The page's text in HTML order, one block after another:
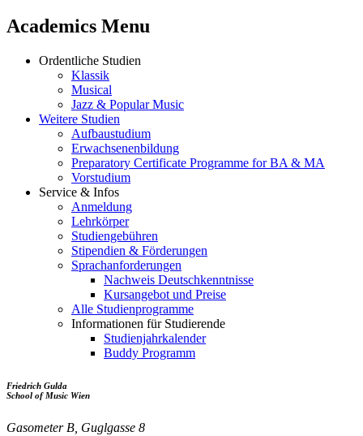
Academics Menu
Ordentliche Studien
Klassik
Musical
Jazz & Popular Music
Weitere Studien
Aufbaustudium
Erwachsenenbildung
Preparatory Certificate Programme for BA & MA
Vorstudium
Service & Infos
Anmeldung
Lehrkörper
Studiengebühren
Stipendien & Förderungen
Sprachanforderungen
Nachweis Deutschkenntnisse
Kursangebot und Preise
Alle Studienprogramme
Informationen für Studierende
Studienjahrkalender
Buddy Programm
Friedrich Gulda
School of Music Wien
Gasometer B, Guglgasse 8